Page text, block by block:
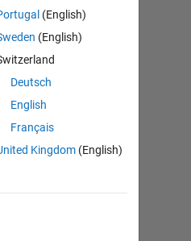
(English)
(English)
Deutsch
English
Français
Kingdom (English)